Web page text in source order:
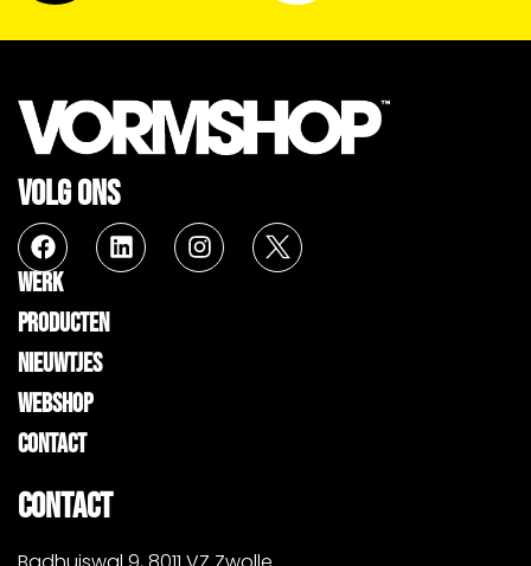
VOLG ONS
WERK
PRODUCTEN
NIEUWTJES
WEBSHOP
CONTACT
CONTACT